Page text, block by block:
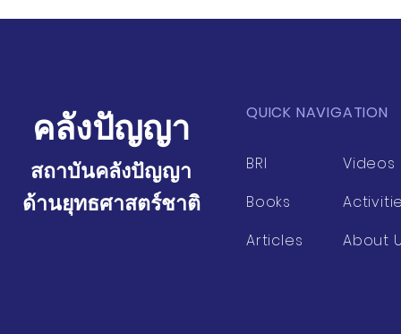
คลังปัญญา
สถาบันคลังปัญญา
ด้านยุทธศาสตร์ชาติ
QUICK NAVIGATION
BRI
Books
Articles
Videos
About